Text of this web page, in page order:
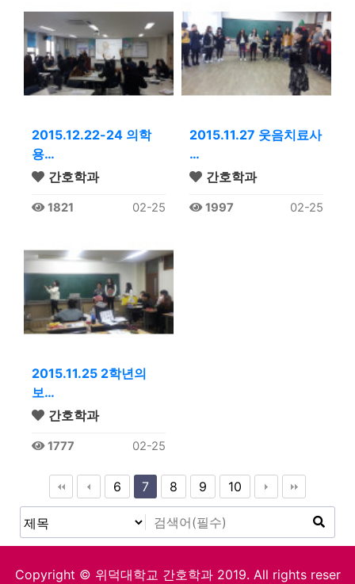
2015.12.22-24 의학
용…
간호학과
1821 02-25
2015.11.27 웃음치료사
…
간호학과
1997 02-25
2015.11.25 2학년의
보…
간호학과
1777 02-25
6 7 8 9 10
Copyright © 위덕대학교 간호학과 2019. All rights reser